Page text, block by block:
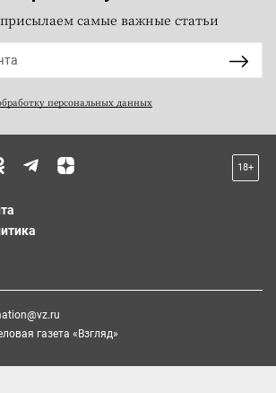
самые важные статьи
персональных данных
18+
газета «Взгляд»